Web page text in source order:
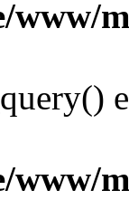
www/
www/